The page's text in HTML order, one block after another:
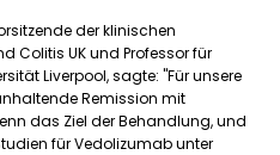
der klinischen
Colitis UK und Professor für
Liverpool, sagte: "Für unsere
Remission mit
das Ziel der Behandlung, und
für Vedolizumab unter